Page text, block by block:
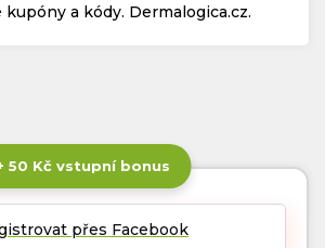
a kódy. Dermalogica.cz.
50 Kč vstupní bonus
přes Facebook